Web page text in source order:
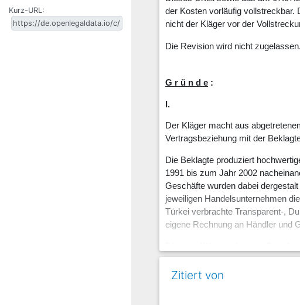
Kurz-URL:
der Kosten vorläufig vollstreckbar.
nicht der Kläger vor der
Die Revision wird nicht zugelassen.
G r ü n d e :
I.
Der Kläger macht aus
Vertragsbeziehung mit der
Die Beklagte produziert
1991 bis zum Jahr 2002
Geschäfte wurden dabei
jeweiligen Handelsunternehmen
Türkei verbrachte Transparent-,
eigene Rechnung an Händler und
Anzeigen, Auflage von
pflege, Marktbeobachtung sowie
Gestalt der Teilnahme eigener
Zitiert von